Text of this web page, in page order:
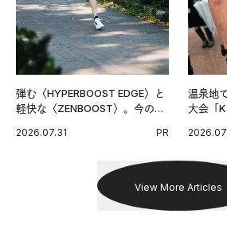
弾む〈HYPERBOOST EDGE〉と
軽快な〈ZENBOOST〉。今の時
出した新機軸。
2026.07.31 PR
温泉地
大会「
戦を夢
View More Articles